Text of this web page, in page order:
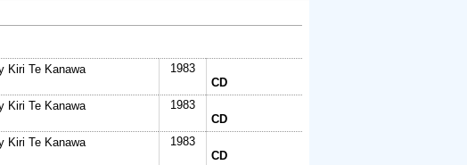
Kiri Te Kanawa
1983
CD
Kiri Te Kanawa
1983
CD
Kiri Te Kanawa
1983
CD